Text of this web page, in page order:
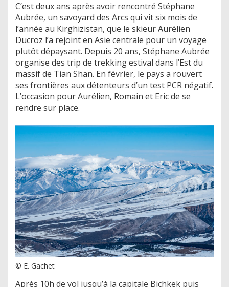
C’est deux ans après avoir rencontré Stéphane
Aubrée, un savoyard des Arcs qui vit six mois de
l’année au Kirghizistan, que le skieur Aurélien
Ducroz l’a rejoint en Asie centrale pour un voyage
plutôt dépaysant. Depuis 20 ans, Stéphane Aubrée
organise des trip de trekking estival dans l’Est du
massif de Tian Shan. En février, le pays a rouvert
ses frontières aux détenteurs d’un test PCR négatif.
L’occasion pour Aurélien, Romain et Eric de se
rendre sur place.
© E. Gachet
Après 10h de vol jusqu’à la capitale Bichkek puis